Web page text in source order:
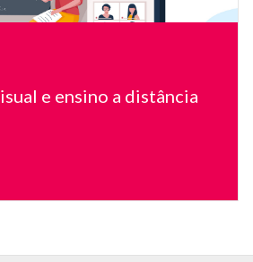
e ensino a distância